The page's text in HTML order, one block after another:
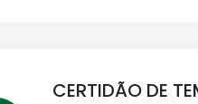
CERTIDÃO DE